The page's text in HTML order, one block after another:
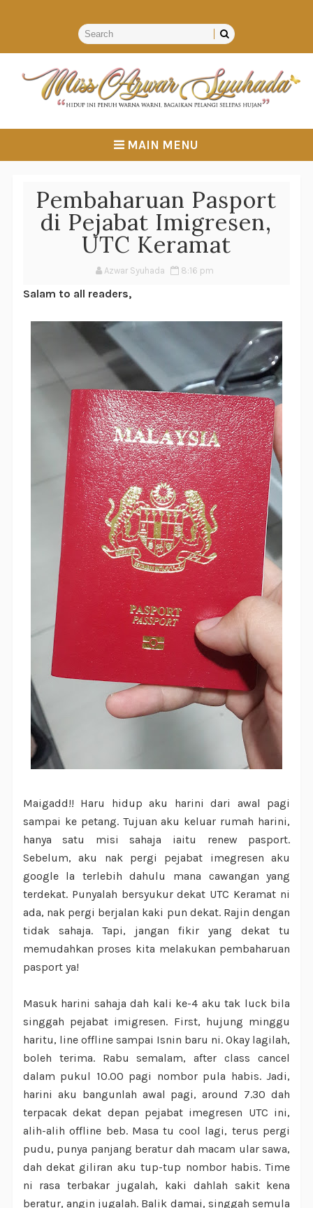
MAIN MENU
Pembaharuan Pasport
di Pejabat Imigresen,
UTC Keramat
Azwar Syuhada 8:16 pm
Salam to all readers,
Maigadd!! Haru hidup aku harini dari awal pagi
sampai ke petang. Tujuan aku keluar rumah harini,
hanya satu misi sahaja iaitu renew pasport.
Sebelum, aku nak pergi pejabat imegresen aku
google la terlebih dahulu mana cawangan yang
terdekat. Punyalah bersyukur dekat UTC Keramat ni
ada, nak pergi berjalan kaki pun dekat. Rajin dengan
tidak sahaja. Tapi, jangan fikir yang dekat tu
memudahkan proses kita melakukan pembaharuan
pasport ya!
Masuk harini sahaja dah kali ke-4 aku tak luck bila
singgah pejabat imigresen. First, hujung minggu
haritu, line offline sampai Isnin baru ni. Okay lagilah,
boleh terima. Rabu semalam, after class cancel
dalam pukul 10.00 pagi nombor pula habis. Jadi,
harini aku bangunlah awal pagi, around 7.30 dah
terpacak dekat depan pejabat imegresen UTC ini,
alih-alih offline beb. Masa tu cool lagi, terus pergi
pudu, punya panjang beratur dah macam ular sawa,
dah dekat giliran aku tup-tup nombor habis. Time
ni rasa terbakar jugalah, kaki dahlah sakit kena
beratur, angin jugalah. Balik damai, singgah semula